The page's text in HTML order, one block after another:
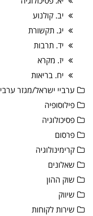
יב. קולנוע
יג. תקשורת
יד. תרבות
יז. מקרא
יח. בריאות
ערביי ישראל/מגזר ערבי
פילוסופיה
פסיכולוגיה
פרסום
קרימינולוגיה
שאלונים
שוק ההון
שיווק
שירות לקוחות